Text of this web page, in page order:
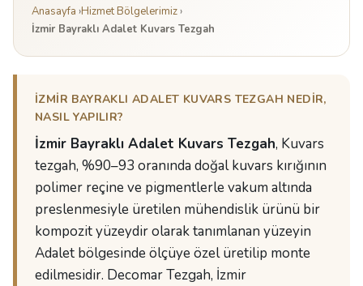
Anasayfa ›Hizmet Bölgelerimiz›
İzmir Bayraklı Adalet Kuvars Tezgah
İZMIR BAYRAKLI ADALET KUVARS TEZGAH NEDIR,
NASIL YAPILIR?
İzmir Bayraklı Adalet Kuvars Tezgah, Kuvars
tezgah, %90–93 oranında doğal kuvars kırığının
polimer reçine ve pigmentlerle vakum altında
preslenmesiyle üretilen mühendislik ürünü bir
kompozit yüzeydir olarak tanımlanan yüzeyin
Adalet bölgesinde ölçüye özel üretilip monte
edilmesidir. Decomar Tezgah, İzmir